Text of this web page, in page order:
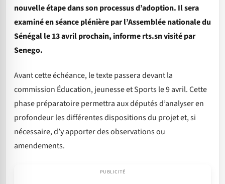
nouvelle étape dans son processus d’adoption. Il sera
examiné en séance plénière par l’Assemblée nationale du
Sénégal le 13 avril prochain, informe rts.sn visité par
Senego.
Avant cette échéance, le texte passera devant la
commission Éducation, jeunesse et Sports le 9 avril. Cette
phase préparatoire permettra aux députés d’analyser en
profondeur les différentes dispositions du projet et, si
nécessaire, d’y apporter des observations ou
amendements.